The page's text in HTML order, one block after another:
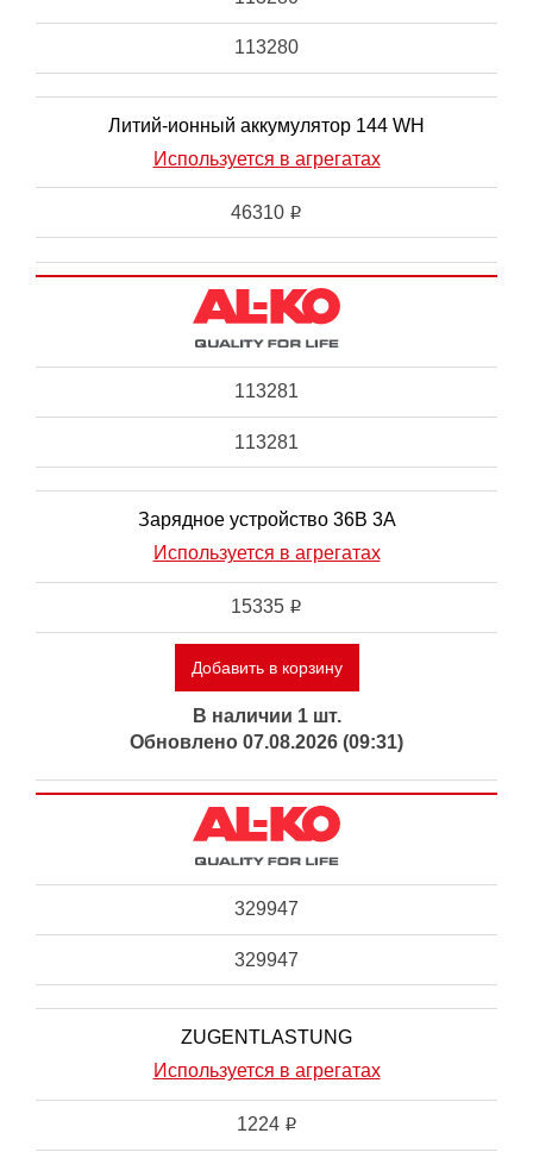
113280
Литий-ионный аккумулятор 144 WH
Используется в агрегатах
46310 i
113281
113281
Зарядное устройство 36В 3А
Используется в агрегатах
15335 i
Добавить в корзину
В наличии 1 шт.
Обновлено 07.08.2026 (09:31)
329947
329947
ZUGENTLASTUNG
Используется в агрегатах
1224 i